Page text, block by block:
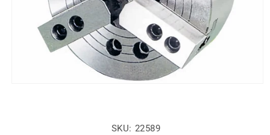
SKU: 22589